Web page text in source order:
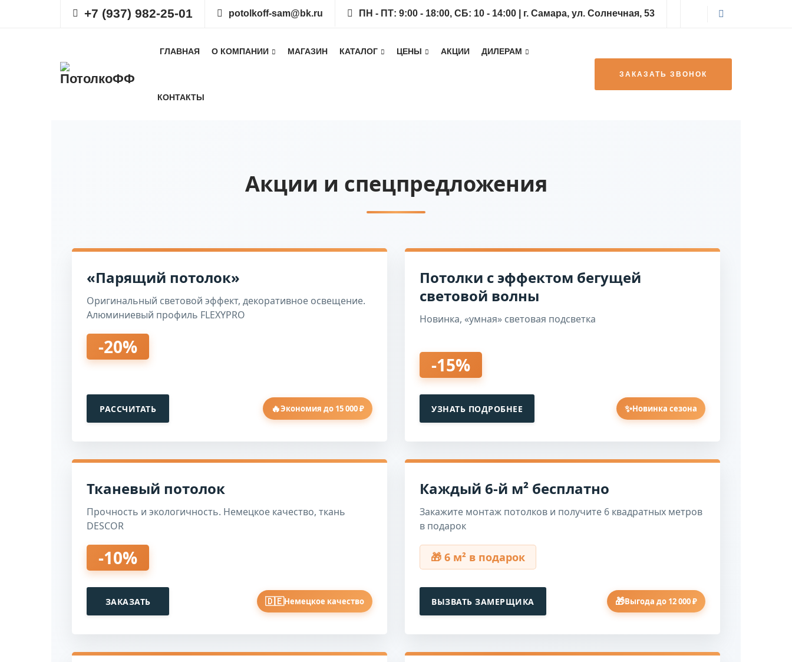
+7 (937) 982-25-01 potolkoff-sam@bk.ru ПН - ПТ: 9:00 - 18:00, СБ: 10 - 14:00 | г. Самара, ул. Солнечная, 53
ГЛАВНАЯ О КОМПАНИИ МАГАЗИН КАТАЛОГ ЦЕНЫ АКЦИИ ДИЛЕРАМ
КОНТАКТЫ
ЗАКАЗАТЬ ЗВОНОК
Акции и спецпредложения
«Парящий потолок»
Оригинальный световой эффект, декоративное освещение.
Алюминиевый профиль FLEXYPRO
-20%
РАССЧИТАТЬ 🔥Экономия до 15 000 ₽
Потолки с эффектом бегущей
световой волны
Новинка, «умная» световая подсветка
-15%
УЗНАТЬ ПОДРОБНЕЕ ✨Новинка сезона
Тканевый потолок
Прочность и экологичность. Немецкое качество, ткань
DESCOR
-10%
ЗАКАЗАТЬ 🇩🇪Немецкое качество
Каждый 6-й м² бесплатно
Закажите монтаж потолков и получите 6 квадратных метров
в подарок
🎁 6 м² в подарок
ВЫЗВАТЬ ЗАМЕРЩИКА 🎁Выгода до 12 000 ₽